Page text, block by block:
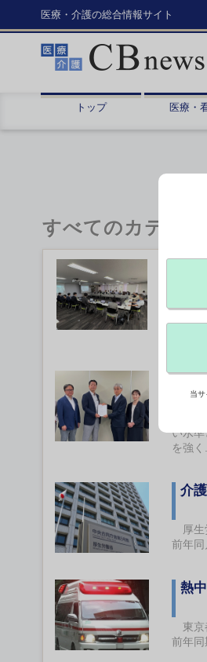
医療・介護の総合情報サイト
トップ 医療・
すべてのカテゴリ
厚生
臨時定
介
い水準
を強く...
介
厚生
前年同
熱
東京
前年同
当